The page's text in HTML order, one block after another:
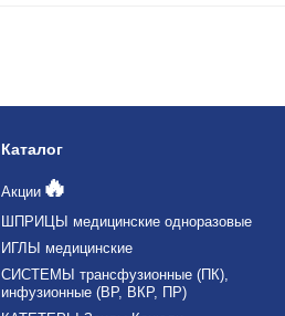
Каталог
Акции🔥
ШПРИЦЫ медицинские одноразовые
ИГЛЫ медицинские
СИСТЕМЫ трансфузионные (ПК),
инфузионные (ВР, ВКР, ПР)